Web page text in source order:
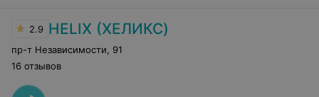
2.9 HELIX (ХЕЛИКС)
пр-т Независимости, 91
16 отзывов